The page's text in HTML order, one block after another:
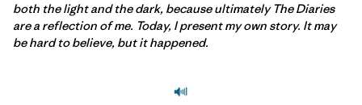
both the light and the dark, because ultimately The Diaries
are a reflection of me. Today, I present my own story. It may
be hard to believe, but it happened.